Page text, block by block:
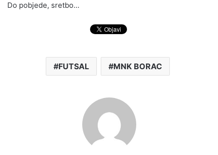
Do pobjede, sretbo…
FUTSAL MNK BORAC